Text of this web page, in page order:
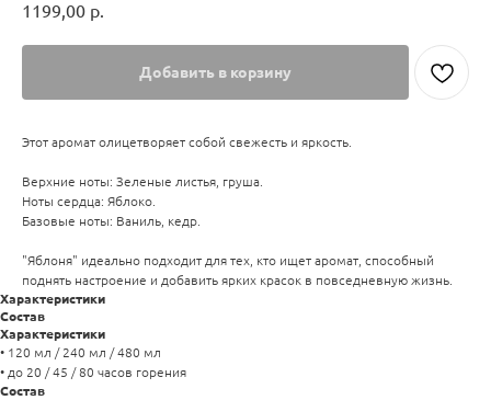
1199,00 р.
Добавить в корзину
Этот аромат олицетворяет собой свежесть и яркость.
Верхние ноты: Зеленые листья, груша.
Ноты сердца: Яблоко.
Базовые ноты: Ваниль, кедр.
"Яблоня" идеально подходит для тех, кто ищет аромат, способный
поднять настроение и добавить ярких красок в повседневную жизнь.
Характеристики
Состав
Характеристики
• 120 мл / 240 мл / 480 мл
• до 20 / 45 / 80 часов горения
Состав